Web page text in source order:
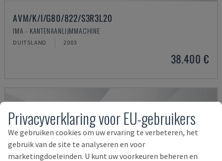
AVM/K/I/G80/822/S3R3L20
IMA - KANTENAANLIJMMACHINE
DUITSLAND 2003
38.400 €
Privacyverklaring voor EU-gebruikers
We gebruiken cookies om uw ervaring te verbeteren, het
gebruik van de site te analyseren en voor
marketingdoeleinden. U kunt uw voorkeuren beheren en